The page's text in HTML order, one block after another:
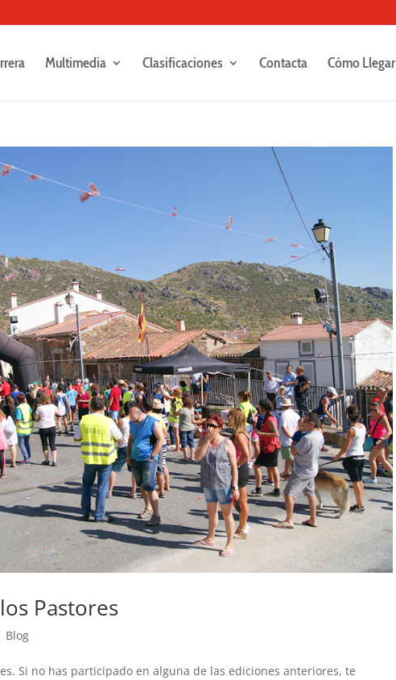
Multimedia Clasificaciones Contacta Cómo Llegar
Pastores
Blog
Si no has participado en alguna de las ediciones anteriores, te